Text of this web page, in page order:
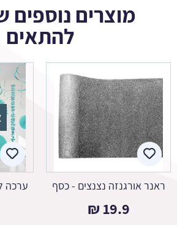
מוצרים נוספים
להתאים
ראנר אורגנזה נצנצים - כסף
19.9
₪
ערכה